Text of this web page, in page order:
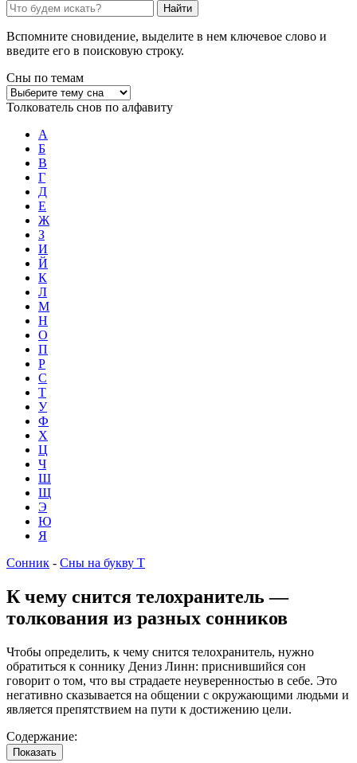
Найти
Вспомните сновидение, выделите в нем ключевое слово и
введите его в поисковую строку.
Сны по темам
Толкователь снов по алфавиту
А
Б
В
Г
Д
Е
Ж
З
И
Й
К
Л
М
Н
О
П
Р
С
Т
У
Ф
Х
Ц
Ч
Ш
Щ
Э
Ю
Я
Сонник - Сны на букву Т
К чему снится телохранитель —
толкования из разных сонников
Чтобы определить, к чему снится телохранитель, нужно
обратиться к соннику Дениз Линн: приснившийся сон
говорит о том, что вы страдаете неуверенностью в себе. Это
негативно сказывается на общении с окружающими людьми и
является препятствием на пути к достижению цели.
Содержание:
Показать